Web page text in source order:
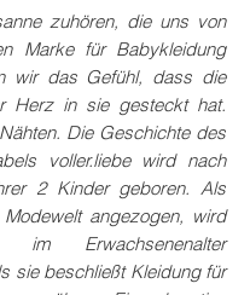
zuhören, die uns von
Marke für Babykleidung
wir das Gefühl, dass die
Herz in sie gesteckt hat.
Die Geschichte des
voller.liebe wird nach
2 Kinder geboren. Als
angezogen, wird
Erwachsenenalter
sie beschließt Kleidung für